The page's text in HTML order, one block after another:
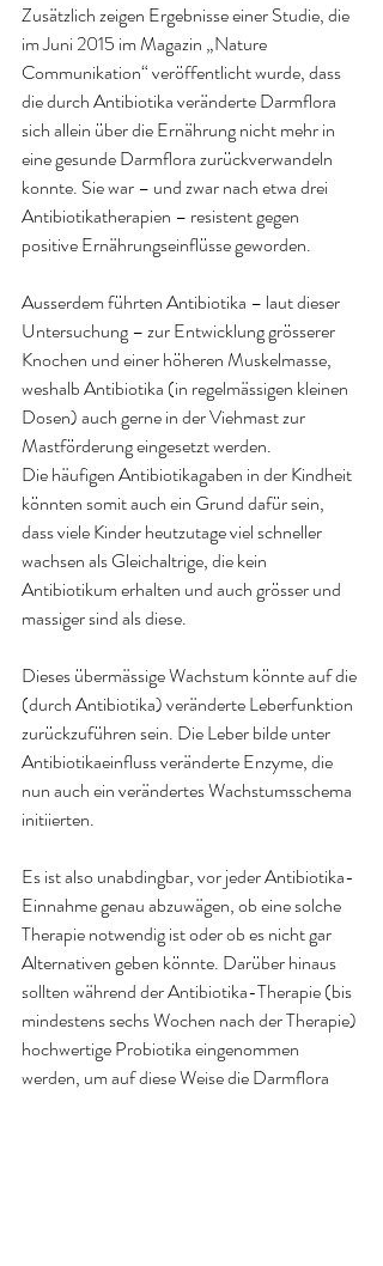
Zusätzlich zeigen Ergebnisse einer Studie, die
im Juni 2015 im Magazin „Nature
Communikation“ veröffentlicht wurde, dass
die durch Antibiotika veränderte Darmflora
sich allein über die Ernährung nicht mehr in
eine gesunde Darmflora zurückverwandeln
konnte. Sie war – und zwar nach etwa drei
Antibiotikatherapien – resistent gegen
positive Ernährungseinflüsse geworden.
Ausserdem führten Antibiotika – laut dieser
Untersuchung – zur Entwicklung grösserer
Knochen und einer höheren Muskelmasse,
weshalb Antibiotika (in regelmässigen kleinen
Dosen) auch gerne in der Viehmast zur
Mastförderung eingesetzt werden.
Die häufigen Antibiotikagaben in der Kindheit
könnten somit auch ein Grund dafür sein,
dass viele Kinder heutzutage viel schneller
wachsen als Gleichaltrige, die kein
Antibiotikum erhalten und auch grösser und
massiger sind als diese.
Dieses übermässige Wachstum könnte auf die
(durch Antibiotika) veränderte Leberfunktion
zurückzuführen sein. Die Leber bilde unter
Antibiotikaeinfluss veränderte Enzyme, die
nun auch ein verändertes Wachstumsschema
initiierten.
Es ist also unabdingbar, vor jeder Antibiotika-
Einnahme genau abzuwägen, ob eine solche
Therapie notwendig ist oder ob es nicht gar
Alternativen geben könnte. Darüber hinaus
sollten während der Antibiotika-Therapie (bis
mindestens sechs Wochen nach der Therapie)
hochwertige Probiotika eingenommen
werden, um auf diese Weise die Darmflora